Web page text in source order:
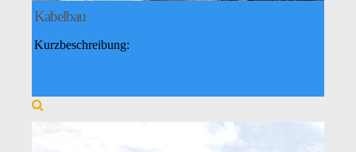
Kabelbau
Kurzbeschreibung: